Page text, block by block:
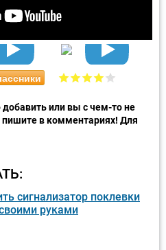
добавить или вы с чем-то не
пишите в комментариях! Для
сигнализатор поклевки
руками